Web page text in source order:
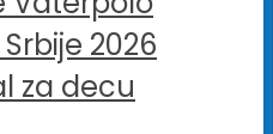
za decu